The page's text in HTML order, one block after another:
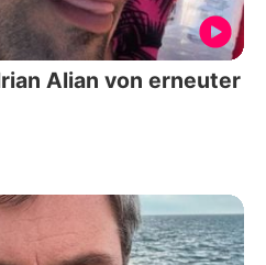
Alian von erneuter